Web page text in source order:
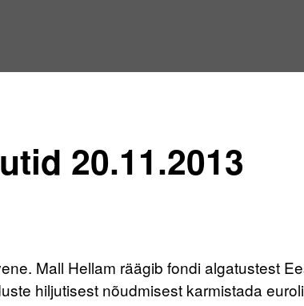
20.11.2013
Mall Hellam räägib fondi algatustest
hiljutisest nõudmisest karmistada